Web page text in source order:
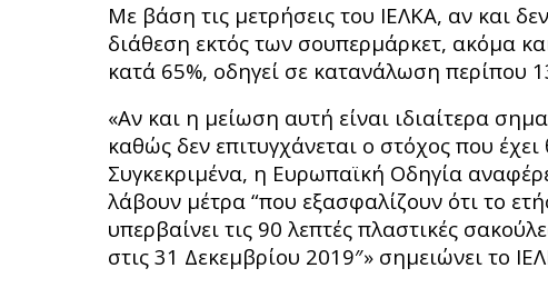
Με βάση τις μετρήσεις του ΙΕΛΚΑ, αν και
διάθεση εκτός των σουπερμάρκετ, ακόμα
κατά 65%, οδηγεί σε κατανάλωση περίπου
«Αν και η μείωση αυτή είναι ιδιαίτερα
καθώς δεν επιτυγχάνεται ο στόχος που
Συγκεκριμένα, η Ευρωπαϊκή Οδηγία
λάβουν μέτρα “που εξασφαλίζουν ότι το
υπερβαίνει τις 90 λεπτές πλαστικές
στις 31 Δεκεμβρίου 2019″» σημειώνει το